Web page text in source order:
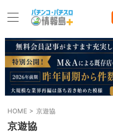
HOME > 京遊協
京遊協